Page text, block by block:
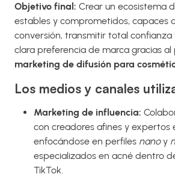
Objetivo final: Crear un ecosistema
estables y comprometidos, capaces
conversión, transmitir total confianza
clara preferencia de marca gracias
marketing de difusión para
Los medios y canales
Marketing de influencia:
con creadores afines y expertos
enfocándose en perfiles nanoy
especializados en acné dentro
TikTok.